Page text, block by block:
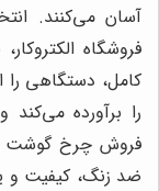
آسان می‌کنند.
فروشگاه
کامل، دستگاهی را
را برآورده می‌کند
فروش چرخ گوشت
ضد زنگ، کیفیت و